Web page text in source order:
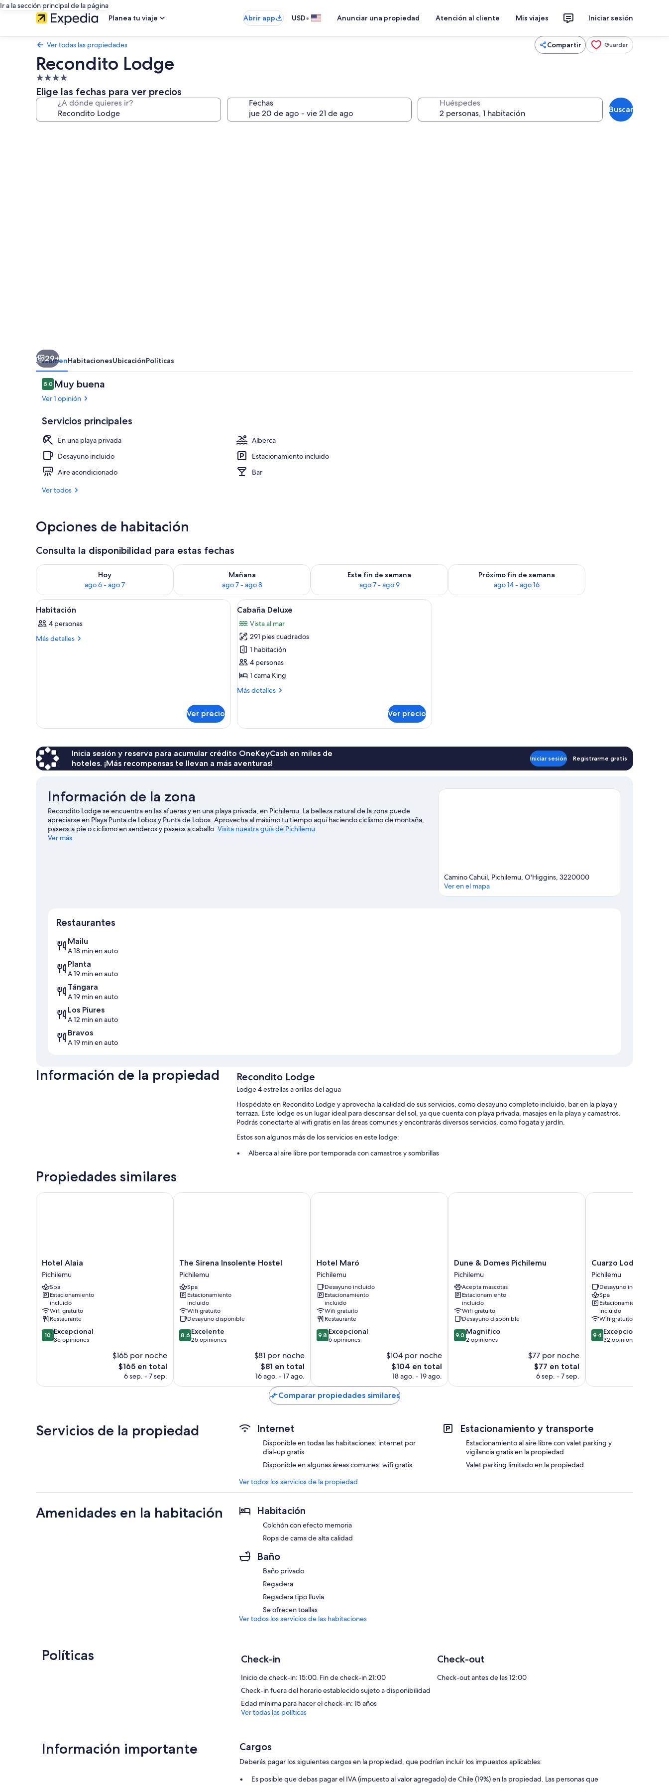
Ir a la sección principal de la página
Planea tu viaje
Abrir app USD• Anunciar una propiedad Atención al cliente Mis viajes Iniciar sesión
Ver todas las propiedades Compartir Guardar
Recondito Lodge
Propiedad
de
4.0
estrellas
Elige las fechas para ver precios
¿A dónde quieres ir? Fechas Huéspedes
Buscar
29+
ResumenHabitacionesUbicaciónPolíticas
Opiniones
8.08.0 de 10,
Muy buena
Ver 1 opinión
Servicios principales
En una playa privada
Alberca
Desayuno incluido
Estacionamiento incluido
Aire acondicionado
Bar
Ver todos
Opciones de habitación
Consulta la disponibilidad para estas fechas
Hoy
ago 6 - ago 7
Consulta la disponibilidad para hoy ago 6 - ago 7
Mañana
ago 7 - ago 8
Consulta la disponibilidad para mañana ago 7 - ago 8
Este fin de semana
ago 7 - ago 9
Consulta la disponibilidad para este fin de semana ago 7 - ago 9
Próximo fin de semana
ago 14 - ago 16
Consulta la disponibilidad para el próximo fin de semana ago
Abrir
todas
las
fotos
Una persona sentada en una cama con vista al océano a través de amplias ventanas.
8
Habitación
4 personas
Más detalles
Más
Ver precio
Abrir
todas
las
fotos
de
Cabaña
Deluxe
Un dormitorio con cama, almohadas, una estantería y un equipo de aire acondicionado.
11
Cabaña Deluxe
Vista al mar
291 pies cuadrados
1 habitación
4 personas
1 cama King
Más detalles
Más
Deluxe
Ver precio
Inicia sesión y reserva para acumular crédito OneKeyCash en miles de
hoteles. ¡Más recompensas te llevan a más aventuras!
Iniciar sesión Registrarme gratis
Información de la zona
Recondito Lodge se encuentra en las afueras y en una playa privada, en Pichilemu. La belleza natural de la zona puede
apreciarse en Playa Punta de Lobos y Punta de Lobos. Aprovecha al máximo tu tiempo aquí haciendo ciclismo de montaña,
paseos a pie o ciclismo en senderos y paseos a caballo. Visita nuestra guía de Pichilemu
Ver más
Camino Cahuil, Pichilemu, O'Higgins, 3220000
Ver en el mapa
Restaurantes
Mailu
A 18 min en auto
Planta
A 19 min en auto
Tángara
A 19 min en auto
Los Piures
A 12 min en auto
Bravos
A 19 min en auto
Información de la propiedad Recondito Lodge
Lodge 4 estrellas a orillas del agua
Hospédate en Recondito Lodge y aprovecha la calidad de sus servicios, como desayuno completo incluido, bar en la playa y
terraza. Este lodge es un lugar ideal para descansar del sol, ya que cuenta con playa privada, masajes en la playa y camastros.
Podrás conectarte al wifi gratis en las áreas comunes y encontrarás diversos servicios, como fogata y jardín.
Estos son algunos más de los servicios en este lodge:
Alberca al aire libre por temporada con camastros y sombrillas
Asistencia para compra de tours o entradas, servicio de concierge y sombrillas de playa
Baños con regaderas tipo lluvia
Patios privados, armarios o clósets y cocinetas
Propiedades similares
Hotel
Alaia
Pichilemu
Hotel Alaia
Pichilemu
Spa
Estacionamiento
incluido
Wifi gratuito
Restaurante
10.0
de
10 Excepcional
35 opiniones
$165 por noche
El
precio
$165 en total
6 sep. - 7 sep.
Hotel Alaia
The
Sirena
Insolente
Hostel
Pichilemu
The Sirena Insolente Hostel
Pichilemu
Spa
Estacionamiento
incluido
Wifi gratuito
Desayuno disponible
8.6
de
8.6 Excelente
25 opiniones
$81 por noche
El
precio
$81 en total
16 ago. - 17 ago.
The Sirena Insolente Hostel
Hotel
Maró
Pichilemu
Hotel Maró
Pichilemu
Desayuno incluido
Estacionamiento
incluido
Wifi gratuito
Restaurante
9.8
de
9.8 Excepcional
6 opiniones
$104 por noche
El
precio
es
de
$104 en total
18 ago. - 19 ago.
Hotel Maró
Dune
&
Domes
Pichilemu
Pichilemu
Dune & Domes Pichilemu
Pichilemu
Acepta mascotas
Estacionamiento
incluido
Wifi gratuito
Desayuno disponible
9.0
de
9.0 Magnífico
2 opiniones
$77 por noche
El
precio
$77 en total
6 sep. - 7 sep.
Dune & Domes Pichilemu
Cuarzo
Lodge
Pichilemu
Cuarzo Lodge
Pichilemu
Desayuno incluido
Spa
Estacionamiento
incluido
Wifi gratuito
9.4
de
9.4 Excepcional
32 opiniones
Cuarzo Lodge
Comparar propiedades similares
Servicios de la propiedad Internet
Disponible en todas las habitaciones: internet por
dial-up gratis
Disponible en algunas áreas comunes: wifi gratis
Estacionamiento y transporte
Estacionamiento al aire libre con valet parking y
vigilancia gratis en la propiedad
Valet parking limitado en la propiedad
Ver todos los servicios de la propiedad
Amenidades en la habitación Habitación
Colchón con efecto memoria
Ropa de cama de alta calidad
Baño
Baño privado
Regadera
Regadera tipo lluvia
Se ofrecen toallas
Ver todos los servicios de las habitaciones
Políticas Check-in
Inicio de check-in: 15:00. Fin de check-in 21:00
Check-in fuera del horario establecido sujeto a disponibilidad
Edad mínima para hacer el check-in: 15 años
Check-out
Check-out antes de las 12:00
Ver todas las políticas
Información importante Cargos
Deberás pagar los siguientes cargos en la propiedad, que podrían incluir los impuestos aplicables:
Es posible que debas pagar el IVA (impuesto al valor agregado) de Chile (19%) en la propiedad. Las personas que